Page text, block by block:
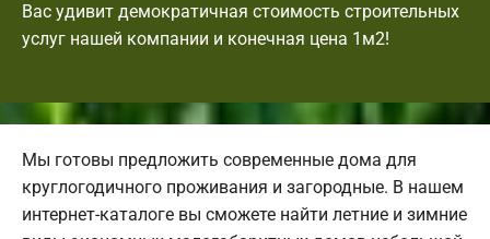
Вас удивит демократичная стоимость строительных
услуг нашей компании и конечная цена 1м2!
Мы готовы предложить современные дома для
круглогодичного проживания и загородные. В нашем
интернет-каталоге вы сможете найти летние и зимние